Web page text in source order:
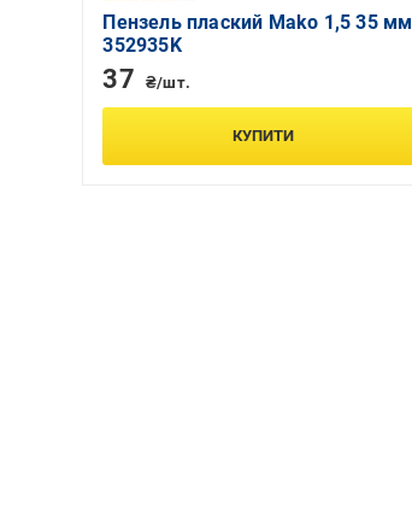
Пензель плаский Mako 1,5 35 мм
352935K
37 ₴/шт.
КУПИТИ